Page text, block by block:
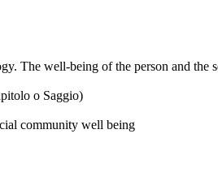
The well-being of the person and
o Saggio)
community well being